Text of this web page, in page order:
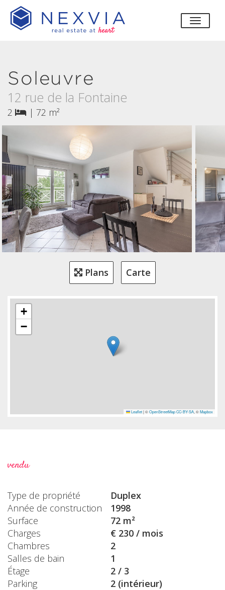
Soleuvre
12 rue de la Fontaine
2 | 72 m²
Plans Carte
+
−
Leaflet |©OpenStreetMap CC-BY-SA, ©Mapbox
vendu
Type de propriété
Duplex
Année de construction
1998
Surface
72 m²
Charges
€ 230 / mois
Chambres
2
Salles de bain
1
Étage
2 / 3
Parking
2 (intérieur)